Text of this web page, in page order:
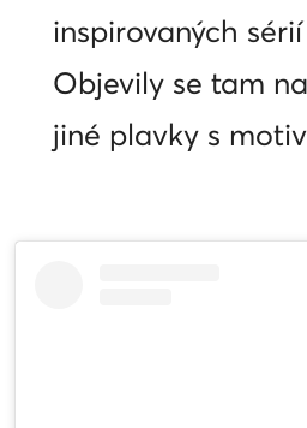
inspirovaných
Objevily se tam
jiné plavky s